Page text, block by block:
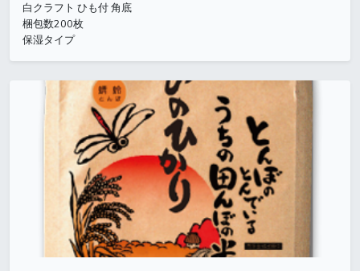
白クラフト ひも付 角底
梱包数200枚
保湿タイプ